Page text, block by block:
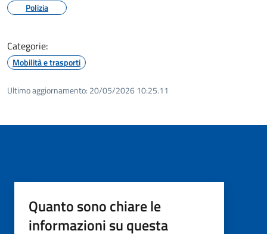
Polizia
Categorie:
Mobilità e trasporti
Ultimo aggiornamento: 20/05/2026 10:25.11
Quanto sono chiare le
informazioni su questa